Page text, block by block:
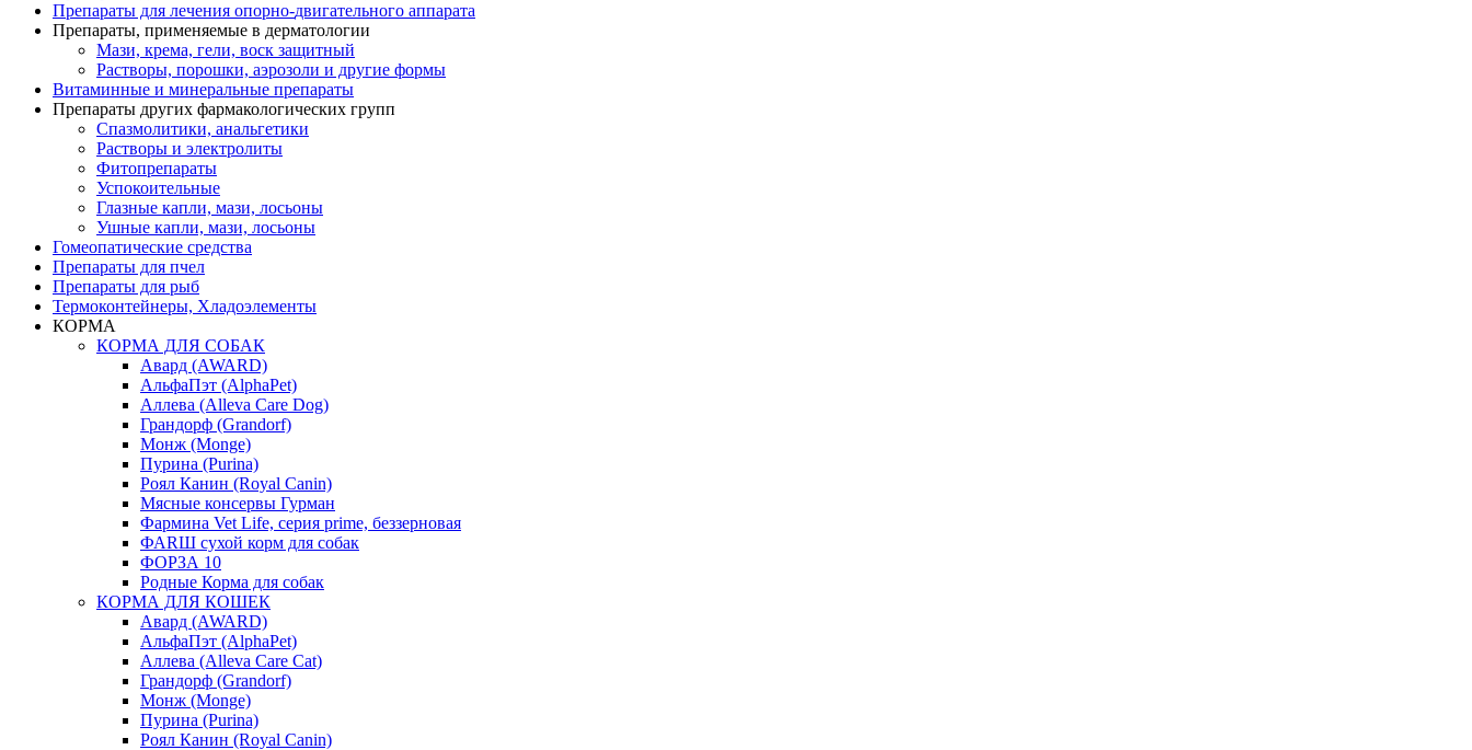
Препараты для лечения опорно-двигательного аппарата
Препараты, применяемые в дерматологии
Мази, крема, гели, воск защитный
Растворы, порошки, аэрозоли и другие формы
Витаминные и минеральные препараты
Препараты других фармакологических групп
Спазмолитики, анальгетики
Растворы и электролиты
Фитопрепараты
Успокоительные
Глазные капли, мази, лосьоны
Ушные капли, мази, лосьоны
Гомеопатические средства
Препараты для пчел
Препараты для рыб
Термоконтейнеры, Хладоэлементы
КОРМА
КОРМА ДЛЯ СОБАК
Авард (AWARD)
АльфаПэт (AlphaPet)
Аллева (Alleva Care Dog)
Грандорф (Grandorf)
Монж (Monge)
Пурина (Purina)
Роял Канин (Royal Canin)
Мясные консервы Гурман
Фармина Vet Life, серия prime, беззерновая
ФАRШ сухой корм для собак
ФОРЗА 10
Родные Корма для собак
КОРМА ДЛЯ КОШЕК
Авард (AWARD)
АльфаПэт (AlphaPet)
Аллева (Alleva Care Cat)
Грандорф (Grandorf)
Монж (Monge)
Пурина (Purina)
Роял Канин (Royal Canin)